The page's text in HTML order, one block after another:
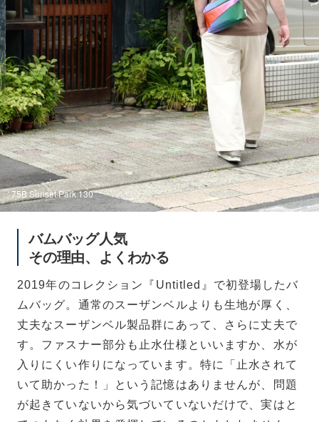
75B Sunset Park 130
バムバッグ人気
その理由、よくわかる
2019年のコレクション『Untitled』で初登場したバ
ムバッグ。通常のスーザンベルよりも生地が厚く、
丈夫なスーザンベル製品群にあって、さらに丈夫で
す。ファスナー部分も止水仕様といいますか、水が
入りにくい作りになっています。特に「止水されて
いて助かった！」という記憶はありませんが、問題
が起きていないから気づいていないだけで、実はと